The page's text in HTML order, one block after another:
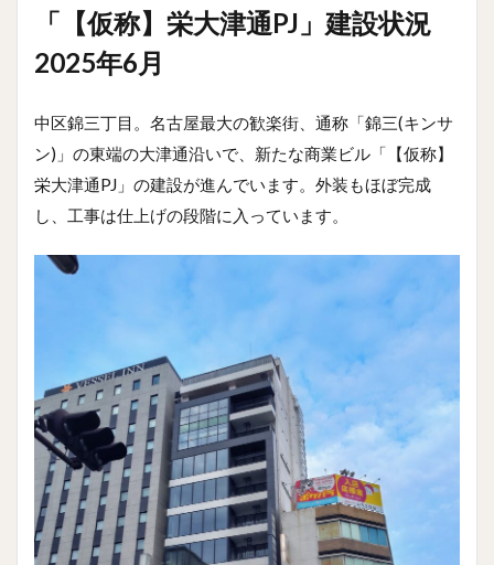
「【仮称】栄大津通PJ」建設状況
2025年6月
中区錦三丁目。名古屋最大の歓楽街、通称「錦三(キンサ
ン)」の東端の大津通沿いで、新たな商業ビル「【仮称】
栄大津通PJ」の建設が進んでいます。外装もほぼ完成
し、工事は仕上げの段階に入っています。